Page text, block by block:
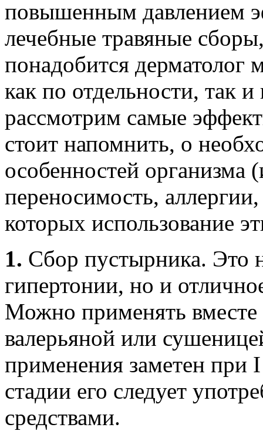
повышенным давлением
лечебные травяные
понадобится дерматолог
как по отдельности, так
рассмотрим самые
стоит напомнить, о
особенностей организма
переносимость,
которых использование
1. Сбор пустырника. Это
гипертонии, но и
Можно применять
валерьяной или
применения заметен при
стадии его следует
средствами.